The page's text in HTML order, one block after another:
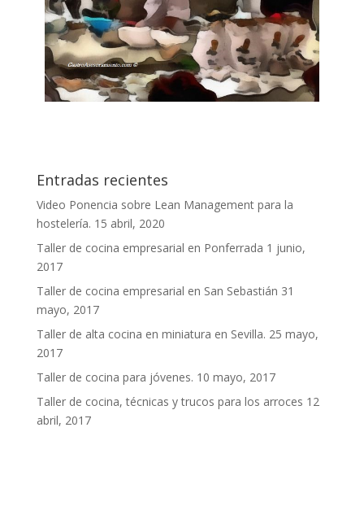
Entradas recientes
Video Ponencia sobre Lean Management para la
hostelería. 15 abril, 2020
Taller de cocina empresarial en Ponferrada 1 junio,
2017
Taller de cocina empresarial en San Sebastián 31
mayo, 2017
Taller de alta cocina en miniatura en Sevilla. 25 mayo,
2017
Taller de cocina para jóvenes. 10 mayo, 2017
Taller de cocina, técnicas y trucos para los arroces 12
abril, 2017